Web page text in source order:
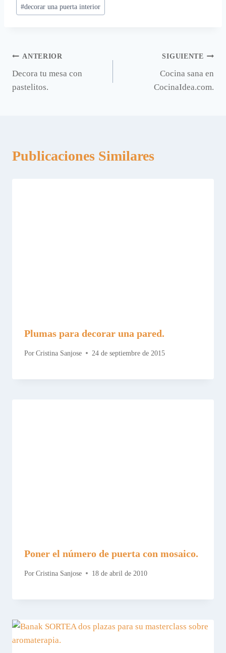
la#decorar una puerta interior
Navegación
de
ANTERIOR
Decora tu mesa con
pastelitos.
SIGUIENTE
Cocina sana en
CocinaIdea.com.
Publicaciones Similares
Plumas para decorar una pared.
Por Cristina Sanjose 24 de septiembre de 2015
Poner el número de puerta con mosaico.
Por Cristina Sanjose 18 de abril de 2010